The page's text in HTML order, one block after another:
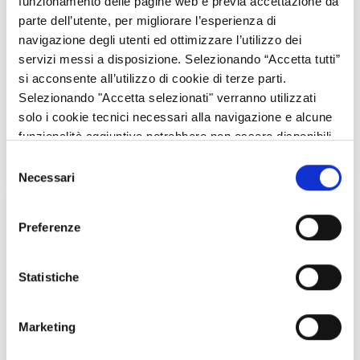
parte dell’utente, per migliorare l’esperienza di
navigazione degli utenti ed ottimizzare l’utilizzo dei
servizi messi a disposizione. Selezionando “Accetta tutti”
si acconsente all’utilizzo di cookie di terze parti.
Selezionando "Accetta selezionati" verranno utilizzati
solo i cookie tecnici necessari alla navigazione e alcune
funzionalità aggiuntive potrebbero non essere disponibili.
delNecessari
Preferenze
Statistiche
Marketing
OBIETTIVI E PRIORITÀ DEL PROGRAMMA
Obiettivi e priorità del programma ESPON 2020